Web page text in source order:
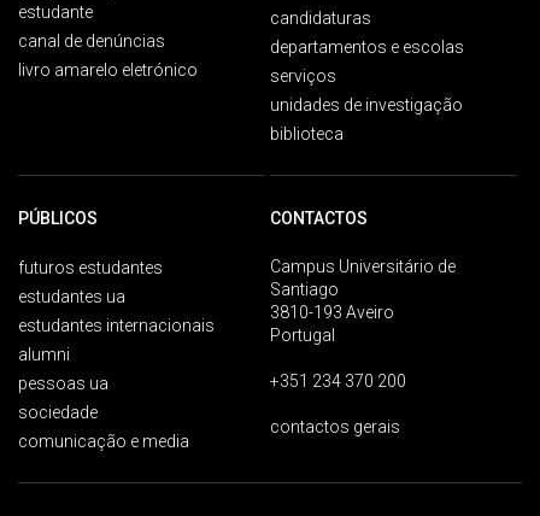
estudante
canal de denúncias
livro amarelo eletrónico
candidaturas
departamentos e escolas
serviços
unidades de investigação
biblioteca
PÚBLICOS
futuros estudantes
estudantes ua
estudantes internacionais
alumni
pessoas ua
sociedade
comunicação e media
CONTACTOS
Campus Universitário de
Santiago
3810-193 Aveiro
Portugal
+351 234 370 200
contactos gerais